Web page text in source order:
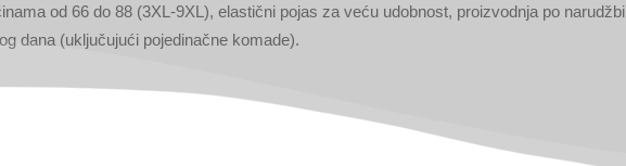
od 66 do 88 (3XL-9XL), elastični pojas za veću udobnost, proizvodnja po narudžbi
dana (uključujući pojedinačne komade).